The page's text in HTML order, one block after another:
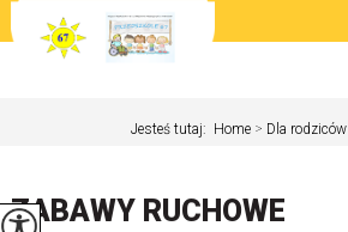
Jesteś tutaj: Home > Dla rodziców
ZABAWY RUCHOWE